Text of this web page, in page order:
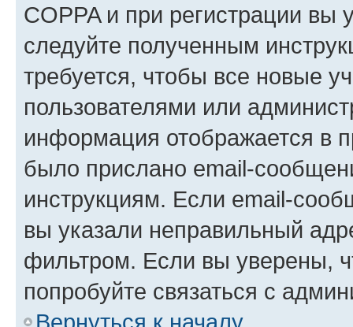
COPPA и при регистрации вы
следуйте полученным
требуется, чтобы все новые
пользователями или
информация отображается в
было прислано email-
инструкциям. Если email-
вы указали неправильный
фильтром. Если вы уверены,
попробуйте связаться с
Вернуться к началу